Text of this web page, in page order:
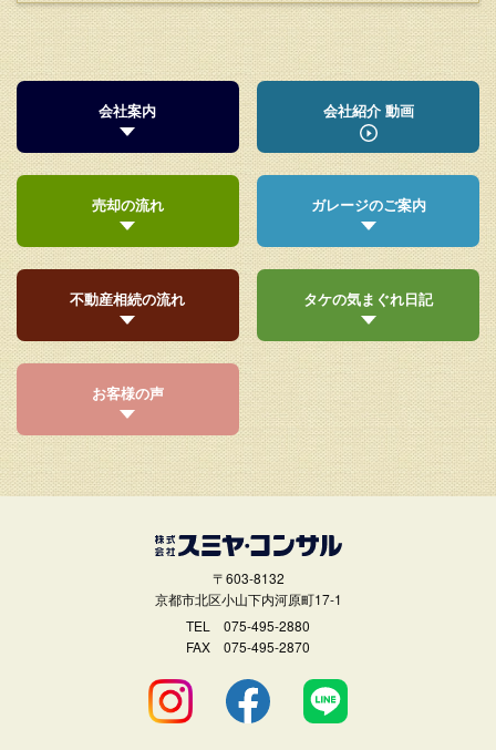
会社案内 会社紹介 動画
売却の流れ ガレージのご案内
不動産相続の流れ タケの気まぐれ日記
お客様の声
〒603-8132
京都市北区小山下内河原町17-1
TEL 075-495-2880
FAX 075-495-2870